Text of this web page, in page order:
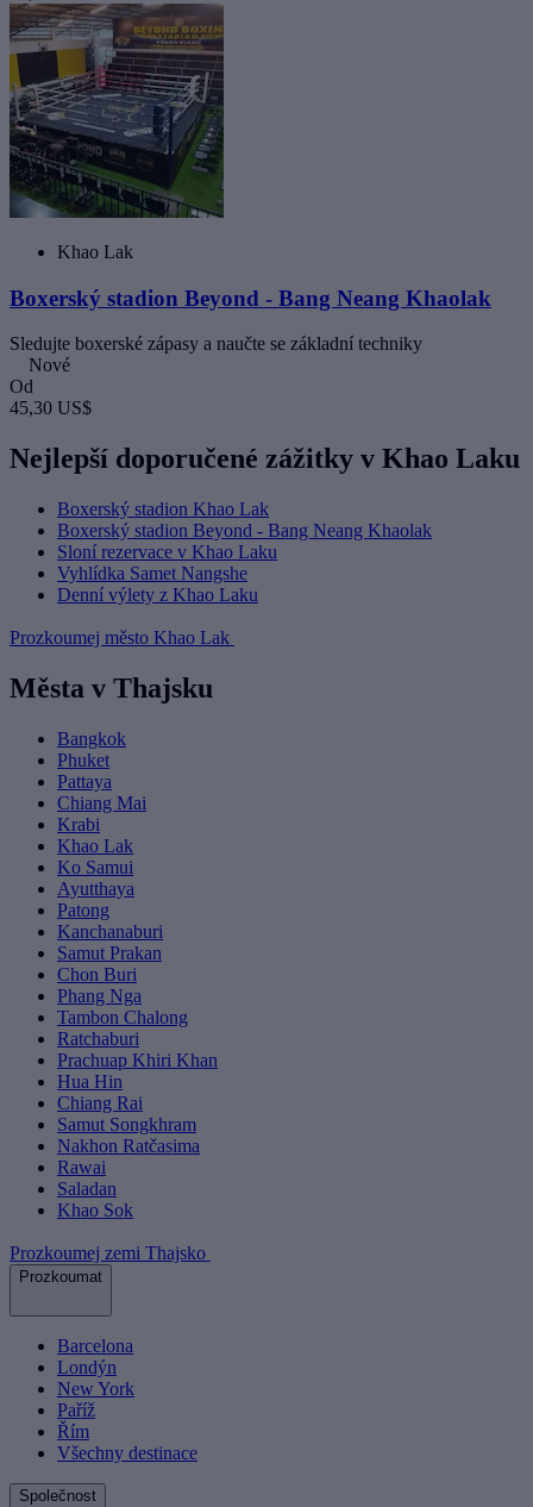
Khao Lak
Boxerský stadion Beyond - Bang Neang Khaolak
Sledujte boxerské zápasy a naučte se základní techniky
Nové
Od
45,30 US$
Nejlepší doporučené zážitky v Khao Laku
Boxerský stadion Khao Lak
Boxerský stadion Beyond - Bang Neang Khaolak
Sloní rezervace v Khao Laku
Vyhlídka Samet Nangshe
Denní výlety z Khao Laku
Prozkoumej město Khao Lak
Města v Thajsku
Bangkok
Phuket
Pattaya
Chiang Mai
Krabi
Khao Lak
Ko Samui
Ayutthaya
Patong
Kanchanaburi
Samut Prakan
Chon Buri
Phang Nga
Tambon Chalong
Ratchaburi
Prachuap Khiri Khan
Hua Hin
Chiang Rai
Samut Songkhram
Nakhon Ratčasima
Rawai
Saladan
Khao Sok
Prozkoumej zemi Thajsko
Prozkoumat
Barcelona
Londýn
New York
Paříž
Řím
Všechny destinace
Společnost